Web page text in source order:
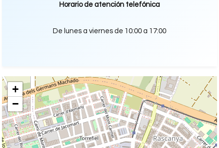
Horario de atención telefónica
De lunes a viernes de 10:00 a 17:00
+
−